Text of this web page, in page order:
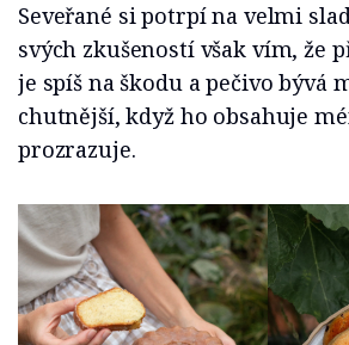
Seveřané si potrpí na velmi
svých zkušeností však vím, že
je spíš na škodu a pečivo bývá
chutnější, když ho obsahuje
prozrazuje.